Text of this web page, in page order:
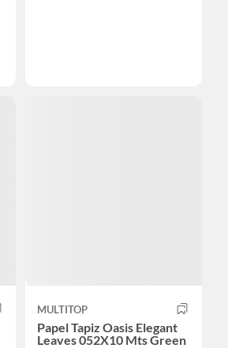
MULTITOP
Papel Tapiz Oasis Elegant
Leaves 052X10 Mts Green